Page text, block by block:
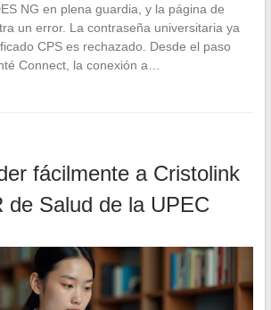
NG en plena guardia, y la página de
un error. La contraseña universitaria ya
CPS es rechazado. Desde el paso
Connect, la conexión a…
fácilmente a Cristolink
de Salud de la UPEC